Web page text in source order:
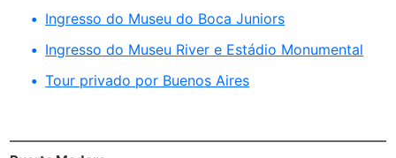
Ingresso do Museu do Boca Juniors
Ingresso do Museu River e Estádio Monumental
Tour privado por Buenos Aires